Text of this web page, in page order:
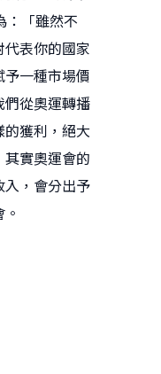
「雖然不
表你的國家
一種市場價
們從奧運轉播
獲利，絕大
實奧運會的
入，會分出予